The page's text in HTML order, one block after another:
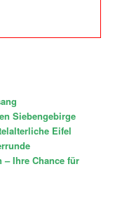
Siebengebirge
Eifel
– Ihre Chance für